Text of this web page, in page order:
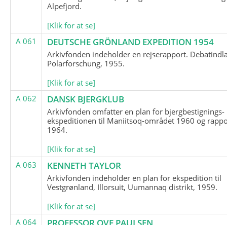
Alpefjord.
[Klik for at se]
A 061
DEUTSCHE GRÖNLAND EXPEDITION 1954
Arkivfonden indeholder en rejserapport.
Polarforschung, 1955.
[Klik for at se]
A 062
DANSK BJERGKLUB
Arkivfonden omfatter en plan for bjergbestignings-
ekspeditionen til Maniitsoq-området 1960 og
1964.
[Klik for at se]
A 063
KENNETH TAYLOR
Arkivfonden indeholder en plan for ekspedition til
Vestgrønland, Illorsuit, Uumannaq distrikt, 1959.
[Klik for at se]
A 064
PROFESSOR OVE PAULSEN